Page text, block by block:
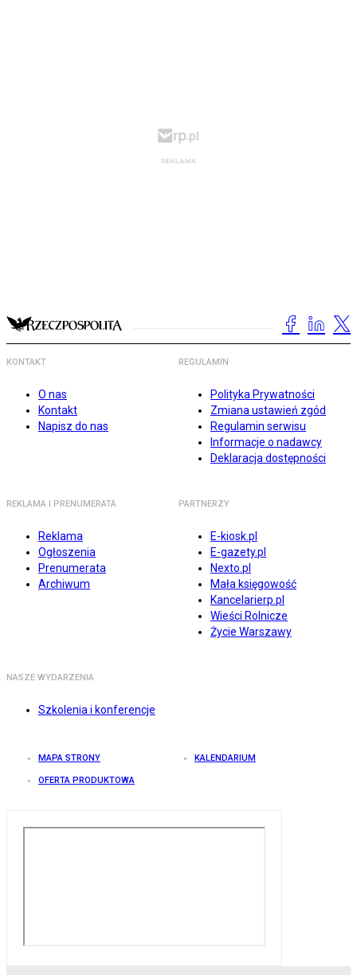
KONTAKT
O nas
Kontakt
Napisz do nas
REGULAMIN
Polityka Prywatności
Zmiana ustawień zgód
Regulamin serwisu
Informacje o nadawcy
Deklaracja dostępności
REKLAMA I PRENUMERATA
Reklama
Ogłoszenia
Prenumerata
Archiwum
PARTNERZY
E-kiosk.pl
E-gazety.pl
Nexto.pl
Mała księgowość
Kancelarierp.pl
Wieści Rolnicze
Życie Warszawy
NASZE WYDARZENIA
Szkolenia i konferencje
MAPA STRONY KALENDARIUM
OFERTA PRODUKTOWA